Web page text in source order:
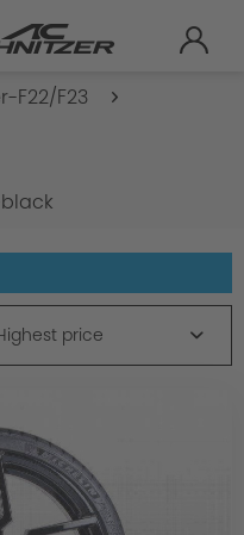
F22/F23
price